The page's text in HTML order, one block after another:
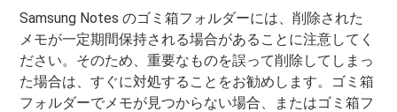
Samsung Notes のゴミ箱フォルダーには、削除された
メモが一定期間保持される場合があることに注意してく
ださい。そのため、重要なものを誤って削除してしまっ
た場合は、すぐに対処することをお勧めします。ゴミ箱
フォルダーでメモが見つからない場合、またはゴミ箱フ